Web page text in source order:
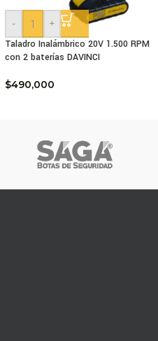
-
+
Taladro Inalámbrico 20V 1.500 RPM
con 2 baterías DAVINCI
$490,000